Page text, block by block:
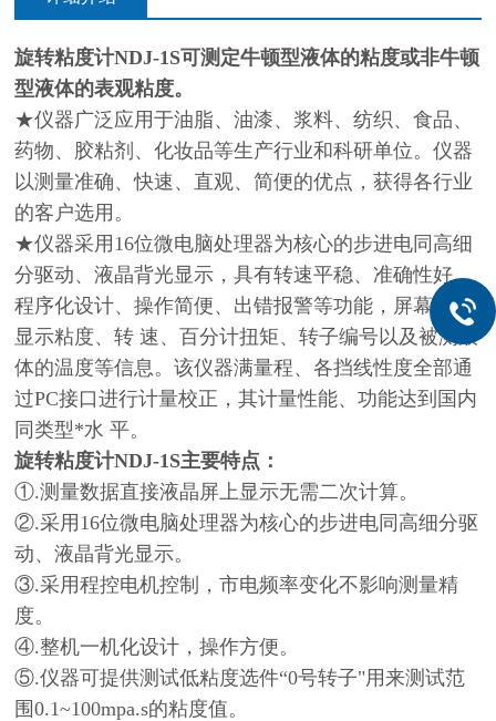
旋转粘度计NDJ-1S可测定牛顿型液体的粘度或非牛顿
型液体的表观粘度。
★仪器广泛应用于油脂、油漆、浆料、纺织、食品、
药物、胶粘剂、化妆品等生产行业和科研单位。仪器
以测量准确、快速、直观、简便的优点，获得各行业
的客户选用。
★仪器采用16位微电脑处理器为核心的步进电同高细
分驱动、液晶背光显示，具有转速平稳、准确性好、
程序化设计、操作简便、出错报警等功能，屏幕直接
显示粘度、转 速、百分计扭矩、转子编号以及被测液
体的温度等信息。该仪器满量程、各挡线性度全部通
过PC接口进行计量校正，其计量性能、功能达到国内
同类型*水 平。
旋转粘度计NDJ-1S主要特点：
①.测量数据直接液晶屏上显示无需二次计算。
②.采用16位微电脑处理器为核心的步进电同高细分驱
动、液晶背光显示。
③.采用程控电机控制，市电频率变化不影响测量精
度。
④.整机一机化设计，操作方便。
⑤.仪器可提供测试低粘度选件“0号转子"用来测试范
围0.1~100mpa.s的粘度值。